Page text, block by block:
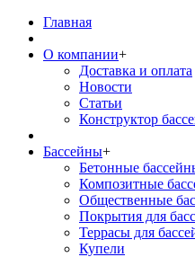
Главная
О компании+
Доставка и оплата
Новости
Статьи
Конструктор
Бассейны+
Бетонные
Композитные
Общественные
Покрытия для
Террасы для
Купели